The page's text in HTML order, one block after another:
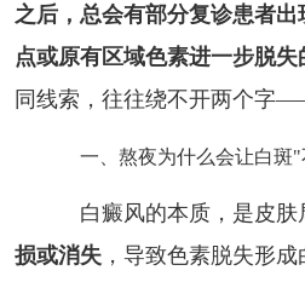
之后，总会有部分复诊患者
点或原有区域色素进一步脱失
同线索，往往绕不开两个字
一、熬夜为什么会让白斑"
白癜风的本质，是皮肤
损或消失，导致色素脱失形成